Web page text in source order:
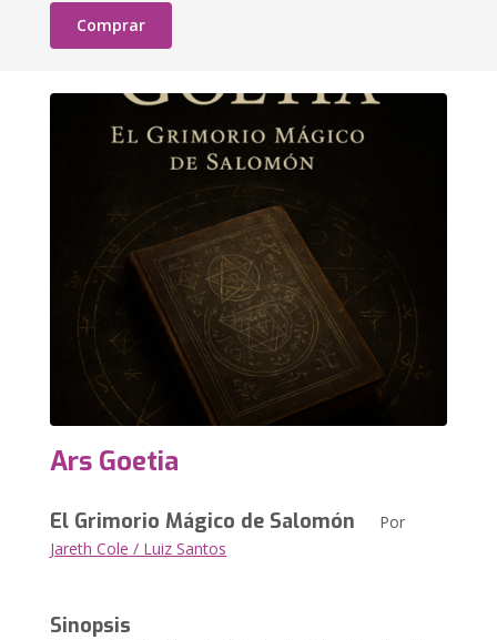
Comprar
Ars Goetia
El Grimorio Mágico de Salomón Por
Jareth Cole / Luiz Santos
Sinopsis